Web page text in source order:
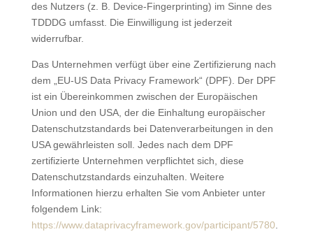
des Nutzers (z. B. Device-Fingerprinting) im Sinne des
TDDDG umfasst. Die Einwilligung ist jederzeit
widerrufbar.
Das Unternehmen verfügt über eine Zertifizierung nach
dem „EU-US Data Privacy Framework“ (DPF). Der DPF
ist ein Übereinkommen zwischen der Europäischen
Union und den USA, der die Einhaltung europäischer
Datenschutzstandards bei Datenverarbeitungen in den
USA gewährleisten soll. Jedes nach dem DPF
zertifizierte Unternehmen verpflichtet sich, diese
Datenschutzstandards einzuhalten. Weitere
Informationen hierzu erhalten Sie vom Anbieter unter
folgendem Link:
https://www.dataprivacyframework.gov/participant/5780.